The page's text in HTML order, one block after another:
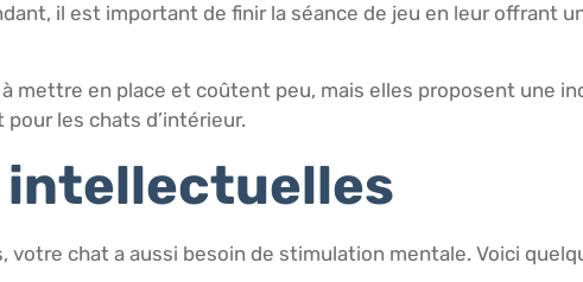
il est important de finir la séance de jeu en leur offrant
mettre en place et coûtent peu, mais elles proposent une
les chats d’intérieur.
votre chat a aussi besoin de stimulation mentale. Voici